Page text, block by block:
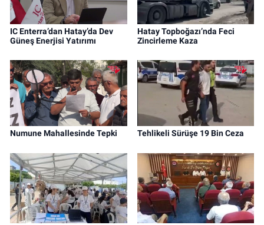
IC Enterra’dan Hatay’da Dev
Güneş Enerjisi Yatırımı
Hatay Topboğazı’nda Feci
Zincirleme Kaza
Numune Mahallesinde Tepki Tehlikeli Sürüşe 19 Bin Ceza